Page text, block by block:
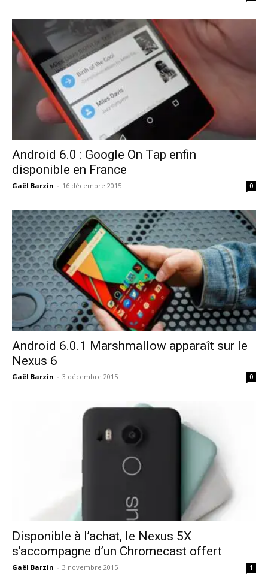
Android 6.0 : Google On Tap enfin
disponible en France
Gaël Barzin - 16 décembre 2015 0
Android 6.0.1 Marshmallow apparaît sur le
Nexus 6
Gaël Barzin - 3 décembre 2015 0
Disponible à l’achat, le Nexus 5X
s’accompagne d’un Chromecast offert
Gaël Barzin - 3 novembre 2015 1